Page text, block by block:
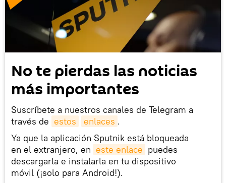
No te pierdas las noticias
más importantes
Suscríbete a nuestros canales de Telegram a
través de estos enlaces .
Ya que la aplicación Sputnik está bloqueada
en el extranjero, en este enlace puedes
descargarla e instalarla en tu dispositivo
móvil (¡solo para Android!).